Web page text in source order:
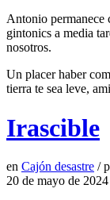
Antonio permanece
gintonics a media
nosotros.
Un placer haber
tierra te sea leve,
Irascible
en Cajón desastre /
20 de mayo de 2024